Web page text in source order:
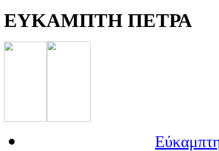
ΕΥΚΑΜΠΤΗ ΠΕΤΡΑ